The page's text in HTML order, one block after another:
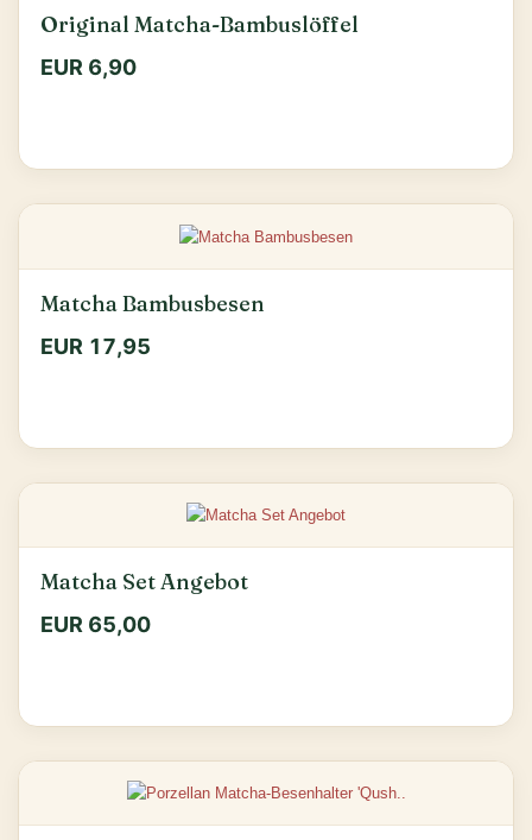
Original Matcha-Bambuslöffel
EUR 6,90
Matcha Bambusbesen
EUR 17,95
Matcha Set Angebot
EUR 65,00